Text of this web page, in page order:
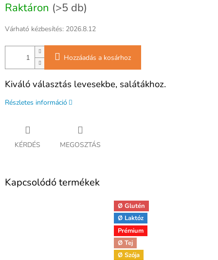
Raktáron (>5 db)
Várható kézbesítés: 2026.8.12
Hozzáadás a kosárhoz
Kiváló választás levesekbe, salátákhoz.
Részletes információ
KÉRDÉS MEGOSZTÁS
Kapcsolódó termékek
Ø Glutén
Ø Laktóz
Prémium
Ø Tej
Ø Szója